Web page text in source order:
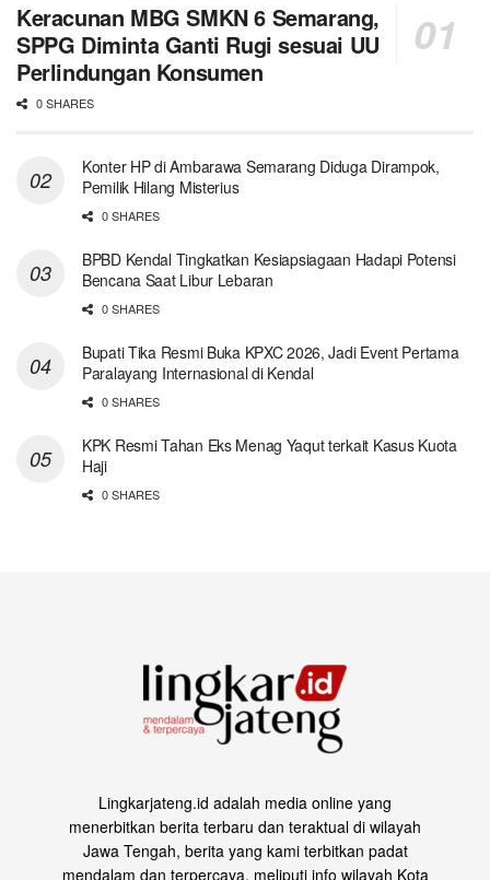
Keracunan MBG SMKN 6 Semarang,
SPPG Diminta Ganti Rugi sesuai UU
Perlindungan Konsumen
0 SHARES
Konter HP di Ambarawa Semarang Diduga Dirampok,
Pemilik Hilang Misterius
0 SHARES
BPBD Kendal Tingkatkan Kesiapsiagaan Hadapi Potensi
Bencana Saat Libur Lebaran
0 SHARES
Bupati Tika Resmi Buka KPXC 2026, Jadi Event Pertama
Paralayang Internasional di Kendal
0 SHARES
KPK Resmi Tahan Eks Menag Yaqut terkait Kasus Kuota
Haji
0 SHARES
Lingkarjateng.id adalah media online yang
menerbitkan berita terbaru dan teraktual di wilayah
Jawa Tengah, berita yang kami terbitkan padat
mendalam dan terpercaya, meliputi info wilayah Kota